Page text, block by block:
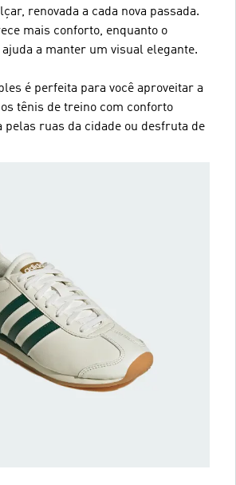
renovada a cada nova passada.
mais conforto, enquanto o
a manter um visual elegante.
é perfeita para você aproveitar a
tênis de treino com conforto
pelas ruas da cidade ou desfruta de